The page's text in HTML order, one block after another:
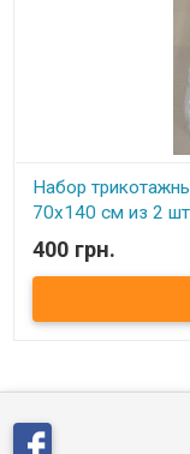
Набор
70х140 см из 2
В наличии
Набор трикотажных
из 2 шт. Размер:
трикотажное
400 грн.